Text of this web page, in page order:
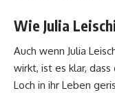
Wie Julia
Auch wenn Julia
wirkt, ist es klar,
Loch in ihr Leben